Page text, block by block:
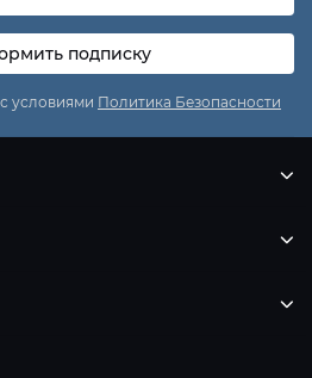
подписку
условиями Политика Безопасности